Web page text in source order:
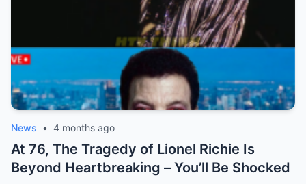
News • 4 months ago
At 76, The Tragedy of Lionel Richie Is
Beyond Heartbreaking – You’ll Be Shocked